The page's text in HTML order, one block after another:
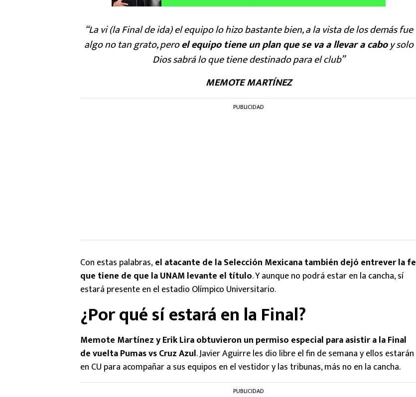
“La vi (la Final de ida) el equipo lo hizo bastante bien, a la vista de los demás fue
algo no tan grato, peroel equipo tiene un plan que se va a llevar a caboy solo
Dios sabrá lo que tiene destinado para el club”
MEMOTE MARTÍNEZ
PUBLICIDAD
Con estas palabras,el atacante de la Selección Mexicana también dejó entrever la fe
que tiene de que la UNAM levante el título. Y aunque no podrá estar en la cancha, sí
estará presente en el estadio Olímpico Universitario.
¿Por qué sí estará en la Final?
Memote Martínez y Erik Lira obtuvieron un permiso especial para asistir a la Final
de vuelta Pumas vs Cruz Azul. Javier Aguirre les dio libre el fin de semana y ellos estarán
en CU para acompañar a sus equipos en el vestidor y las tribunas, más no en la cancha.
PUBLICIDAD